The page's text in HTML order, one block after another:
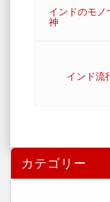
インドのモ
神
インド
カテゴリー